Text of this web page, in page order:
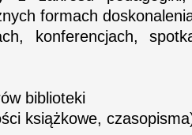
formach
konferencjach,
biblioteki
książkowe,